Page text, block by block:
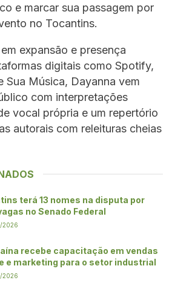
e marcar sua passagem por
no Tocantins.
expansão e presença
digitais como Spotify,
Sua Música, Dayanna vem
com interpretações
vocal própria e um repertório
autorais com releituras cheias
terá 13 nomes na disputa por
no Senado Federal
2026
recebe capacitação em vendas
e marketing para o setor industrial
2026